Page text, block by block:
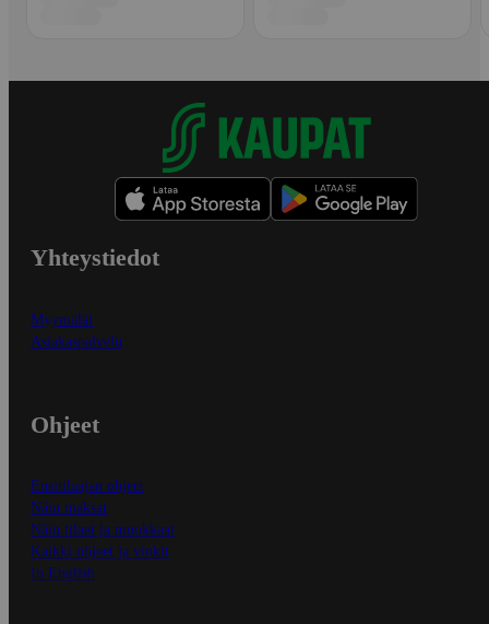
Yhteystiedot
Myymälät
Asiakaspalvelu
Ohjeet
Ensitilaajan ohjeet
Näin maksat
Näin tilaat ja muokkaat
Kaikki ohjeet ja vinkit
In English